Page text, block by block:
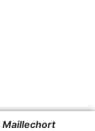
Maillechort